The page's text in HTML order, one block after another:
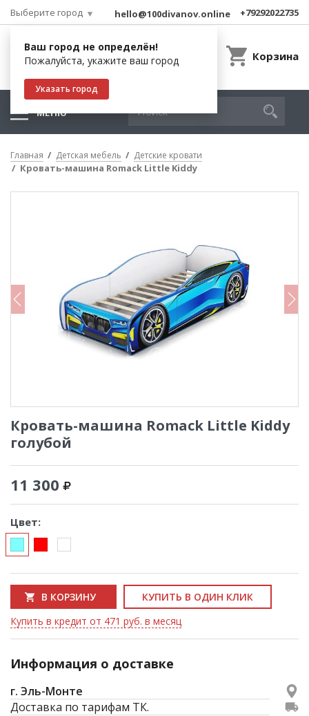
Выберите город
Ваш город не определён!
Пожалуйста, укажите ваш город
Указать город
hello@100divanov.online +79292022735
Корзина
МЕНЮ
Главная Детская мебель Детские кровати
Кровать-машина Romack Little Kiddy
Кровать-машина Romack Little Kiddy
голубой
11 300
Цвет:
В КОРЗИНУ
КУПИТЬ В ОДИН КЛИК
Купить в кредит от 471 руб. в месяц
Информация о доставке
г. Эль-Монте
Доставка по тарифам ТК.